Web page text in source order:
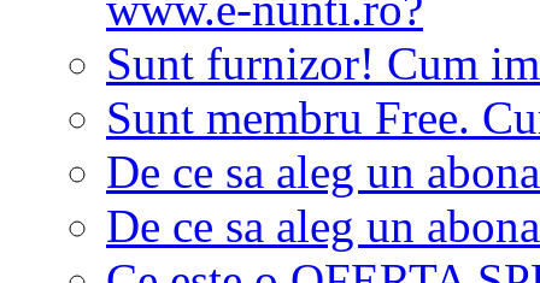
Sunt furnizor! Cum
Sunt membru Free.
De ce sa aleg un
De ce sa aleg un